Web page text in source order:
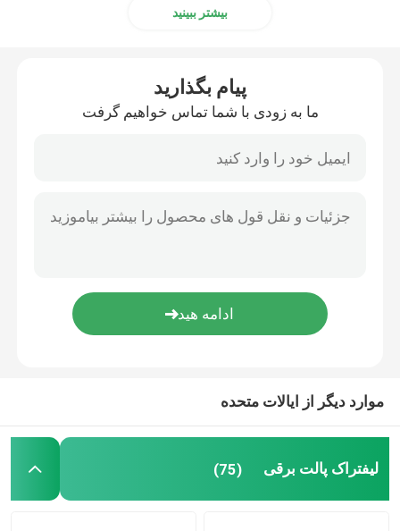
سفارش گرفتن کامیون فورک لیفت
خودروهای هدایت شده خودکار AGV
کامیون فورک لیفت برقی ضد تعادل
بیشتر ببینید
پیام بگذارید
ما به زودی با شما تماس خواهیم گرفت
موارد دیگر از ایالات متحده
لیفتراک پالت برقی (75)